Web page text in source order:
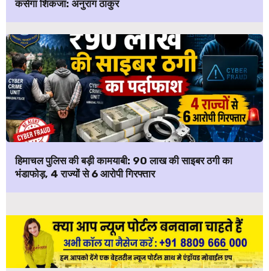
कसेगा शिकंजा: अनुराग ठाकुर
हिमाचल पुलिस की बड़ी कामयाबी: ₹90 लाख की साइबर ठगी का
भंडाफोड़, 4 राज्यों से 6 आरोपी गिरफ्तार